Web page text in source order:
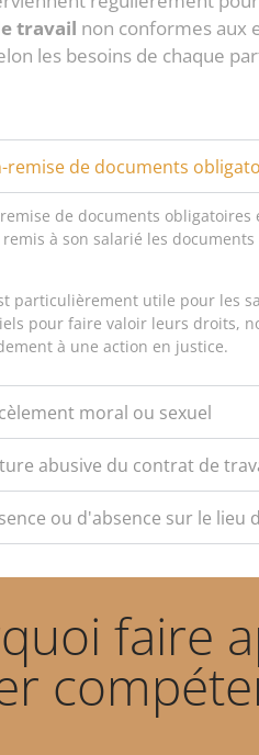
travail non conformes aux
les besoins de chaque
remise de documents
de documents
remis à son salarié les
particulièrement utile pour les
pour faire valoir leurs droits,
à une action en justice.
moral ou sexuel
abusive du contrat de
ou d'absence sur le lieu
faire